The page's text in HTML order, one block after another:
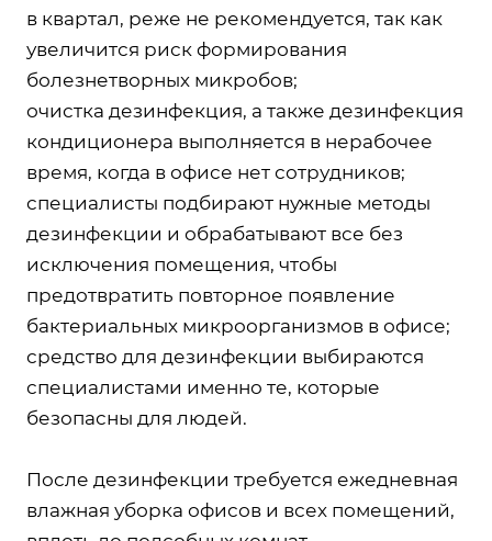
в квартал, реже не рекомендуется, так как
увеличится риск формирования
болезнетворных микробов;
очистка дезинфекция, а также дезинфекция
кондиционера выполняется в нерабочее
время, когда в офисе нет сотрудников;
специалисты подбирают нужные методы
дезинфекции и обрабатывают все без
исключения помещения, чтобы
предотвратить повторное появление
бактериальных микроорганизмов в офисе;
средство для дезинфекции выбираются
специалистами именно те, которые
безопасны для людей.
После дезинфекции требуется ежедневная
влажная уборка офисов и всех помещений,